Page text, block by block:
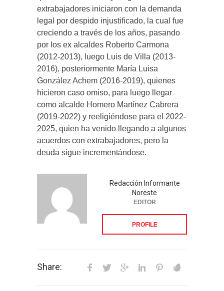
extrabajadores iniciaron con la demanda
legal por despido injustificado, la cual fue
creciendo a través de los años, pasando
por los ex alcaldes Roberto Carmona
(2012-2013), luego Luis de Villa (2013-
2016), posteriormente María Luisa
González Achem (2016-2019), quienes
hicieron caso omiso, para luego llegar
como alcalde Homero Martínez Cabrera
(2019-2022) y reeligiéndose para el 2022-
2025, quien ha venido llegando a algunos
acuerdos con extrabajadores, pero la
deuda sigue incrementándose.
Redacción Informante
Noreste
EDITOR
PROFILE
Share: